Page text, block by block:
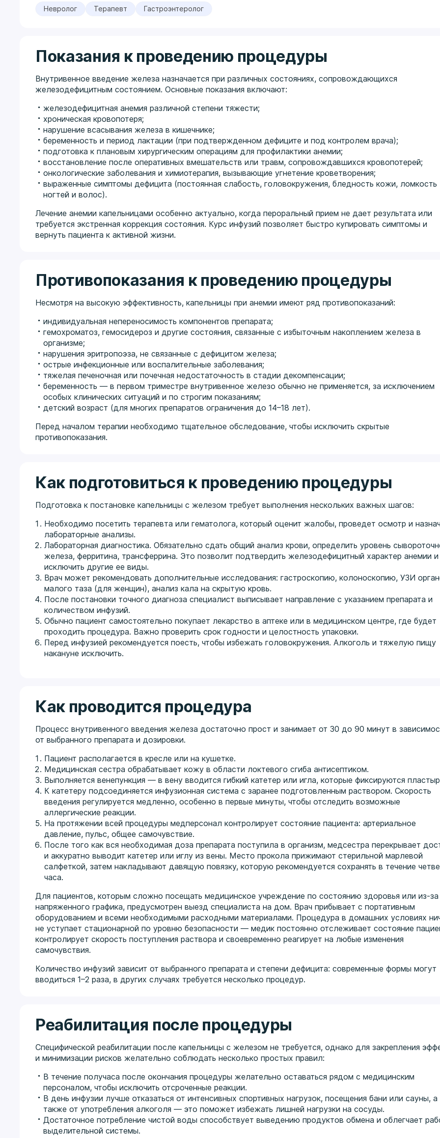
Невролог Терапевт Гастроэнтеролог
Показания к проведению процедуры
Внутривенное введение железа назначается при различных состояниях, сопровождающихся
железодефицитным состоянием. Основные показания включают:
железодефицитная анемия различной степени тяжести;
хроническая кровопотеря;
нарушение всасывания железа в кишечнике;
беременность и период лактации (при подтвержденном дефиците и под контролем врача);
подготовка к плановым хирургическим операциям для профилактики анемии;
восстановление после оперативных вмешательств или травм, сопровождавшихся кровопотерей;
онкологические заболевания и химиотерапия, вызывающие угнетение кроветворения;
выраженные симптомы дефицита (постоянная слабость, головокружения, бледность кожи, ломкость
ногтей и волос).
Лечение анемии капельницами особенно актуально, когда пероральный прием не дает результата или
требуется экстренная коррекция состояния. Курс инфузий позволяет быстро купировать симптомы и
вернуть пациента к активной жизни.
Противопоказания к проведению процедуры
Несмотря на высокую эффективность, капельницы при анемии имеют ряд противопоказаний:
индивидуальная непереносимость компонентов препарата;
гемохроматоз, гемосидероз и другие состояния, связанные с избыточным накоплением железа в
организме;
нарушения эритропоэза, не связанные с дефицитом железа;
острые инфекционные или воспалительные заболевания;
тяжелая печеночная или почечная недостаточность в стадии декомпенсации;
беременность — в первом триместре внутривенное железо обычно не применяется, за исключением
особых клинических ситуаций и по строгим показаниям;
детский возраст (для многих препаратов ограничения до 14–18 лет).
Перед началом терапии необходимо тщательное обследование, чтобы исключить скрытые
противопоказания.
Как подготовиться к проведению процедуры
Подготовка к постановке капельницы с железом требует выполнения нескольких важных шагов:
Необходимо посетить терапевта или гематолога, который оценит жалобы, проведет осмотр и
лабораторные анализы.
Лабораторная диагностика. Обязательно сдать общий анализ крови, определить уровень
железа, ферритина, трансферрина. Это позволит подтвердить железодефицитный характер анемии и
исключить другие ее виды.
Врач может рекомендовать дополнительные исследования: гастроскопию, колоноскопию, УЗИ
малого таза (для женщин), анализ кала на скрытую кровь.
После постановки точного диагноза специалист выписывает направление с указанием препарата и
количеством инфузий.
Обычно пациент самостоятельно покупает лекарство в аптеке или в медицинском центре, где будет
проходить процедура. Важно проверить срок годности и целостность упаковки.
Перед инфузией рекомендуется поесть, чтобы избежать головокружения. Алкоголь и тяжелую пищу
накануне исключить.
Как проводится процедура
Процесс внутривенного введения железа достаточно прост и занимает от 30 до 90 минут в
от выбранного препарата и дозировки.
Пациент располагается в кресле или на кушетке.
Медицинская сестра обрабатывает кожу в области локтевого сгиба антисептиком.
Выполняется венепункция — в вену вводится гибкий катетер или игла, которые фиксируются
К катетеру подсоединяется инфузионная система с заранее подготовленным раствором. Скорость
введения регулируется медленно, особенно в первые минуты, чтобы отследить возможные
аллергические реакции.
На протяжении всей процедуры медперсонал контролирует состояние пациента: артериальное
давление, пульс, общее самочувствие.
После того как вся необходимая доза препарата поступила в организм, медсестра перекрывает
и аккуратно выводит катетер или иглу из вены. Место прокола прижимают стерильной марлевой
салфеткой, затем накладывают давящую повязку, которую рекомендуется сохранять в течение
часа.
Для пациентов, которым сложно посещать медицинское учреждение по состоянию здоровья или из-за
напряженного графика, предусмотрен выезд специалиста на дом. Врач прибывает с портативным
оборудованием и всеми необходимыми расходными материалами. Процедура в домашних условиях
не уступает стационарной по уровню безопасности — медик постоянно отслеживает состояние
контролирует скорость поступления раствора и своевременно реагирует на любые изменения
самочувствия.
Количество инфузий зависит от выбранного препарата и степени дефицита: современные формы могут
вводиться 1–2 раза, в других случаях требуется несколько процедур.
Реабилитация после процедуры
Специфической реабилитации после капельницы с железом не требуется, однако для закрепления
и минимизации рисков желательно соблюдать несколько простых правил:
В течение получаса после окончания процедуры желательно оставаться рядом с медицинским
персоналом, чтобы исключить отсроченные реакции.
В день инфузии лучше отказаться от интенсивных спортивных нагрузок, посещения бани или сауны, а
также от употребления алкоголя — это поможет избежать лишней нагрузки на сосуды.
Достаточное потребление чистой воды способствует выведению продуктов обмена и облегчает
выделительной системы.